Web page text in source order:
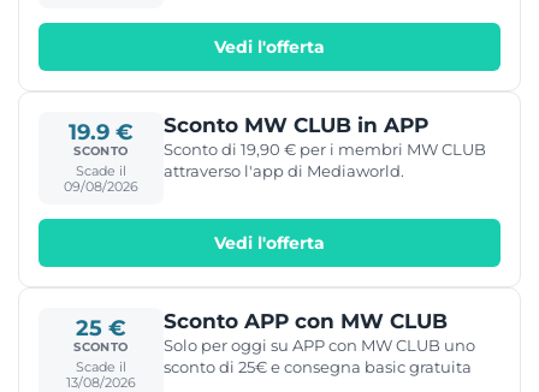
Vedi l'offerta
19.9 €
SCONTO
Scade il
09/08/2026
Sconto MW CLUB in APP
Sconto di 19,90 € per i membri MW CLUB
attraverso l'app di Mediaworld.
Vedi l'offerta
25 €
SCONTO
Scade il
13/08/2026
Sconto APP con MW CLUB
Solo per oggi su APP con MW CLUB uno
sconto di 25€ e consegna basic gratuita